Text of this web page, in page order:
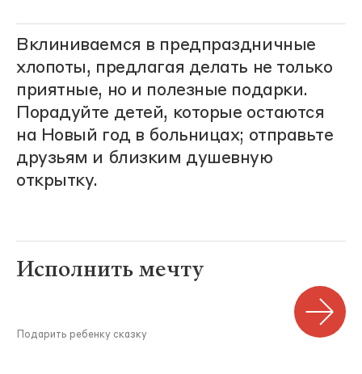
Вклиниваемся в предпраздничные
хлопоты, предлагая делать не только
приятные, но и полезные подарки.
Порадуйте детей, которые остаются
на Новый год в больницах; отправьте
друзьям и близким душевную
открытку.
Исполнить мечту
Подарить ребенку сказку